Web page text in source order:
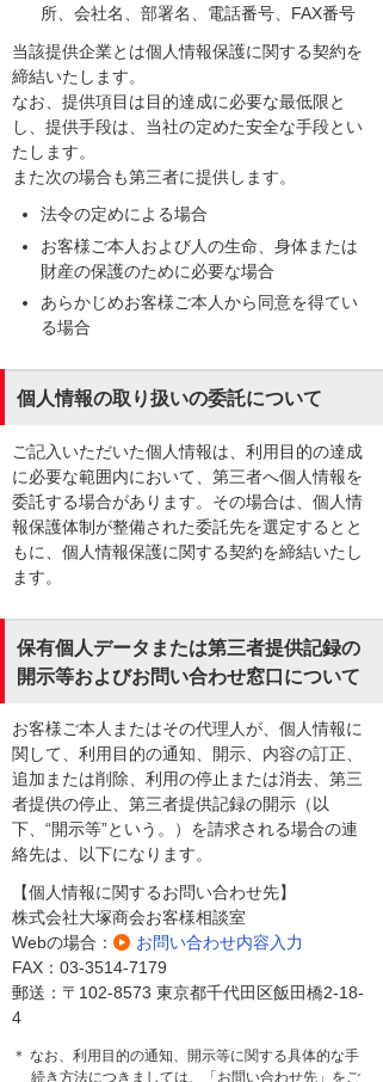
所、会社名、部署名、電話番号、FAX番号
当該提供企業とは個人情報保護に関する契約を
締結いたします。
なお、提供項目は目的達成に必要な最低限と
し、提供手段は、当社の定めた安全な手段とい
たします。
また次の場合も第三者に提供します。
法令の定めによる場合
お客様ご本人および人の生命、身体または
財産の保護のために必要な場合
あらかじめお客様ご本人から同意を得てい
る場合
個人情報の取り扱いの委託について
ご記入いただいた個人情報は、利用目的の達成
に必要な範囲内において、第三者へ個人情報を
委託する場合があります。その場合は、個人情
報保護体制が整備された委託先を選定するとと
もに、個人情報保護に関する契約を締結いたし
ます。
保有個人データまたは第三者提供記録の
開示等およびお問い合わせ窓口について
お客様ご本人またはその代理人が、個人情報に
関して、利用目的の通知、開示、内容の訂正、
追加または削除、利用の停止または消去、第三
者提供の停止、第三者提供記録の開示（以
下、“開示等”という。）を請求される場合の連
絡先は、以下になります。
【個人情報に関するお問い合わせ先】
株式会社大塚商会お客様相談室
Webの場合：
お問い合わせ内容入力
FAX：03-3514-7179
郵送：〒102-8573 東京都千代田区飯田橋2-18-
4
＊ なお、利用目的の通知、開示等に関する具体的な手
続き方法につきましては、「お問い合わせ先」をご